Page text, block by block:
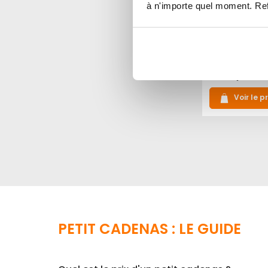
à n'importe quel moment.
Voir le
PETIT CADENAS : LE GUIDE